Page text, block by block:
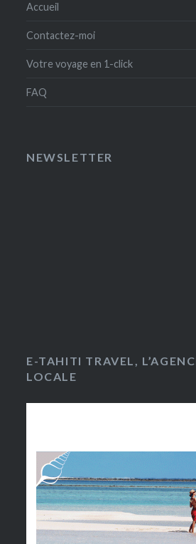
Accueil
Contactez-moi
Votre voyage en 1-click
FAQ
NEWSLETTER
E-TAHITI TRAVEL,
LOCALE